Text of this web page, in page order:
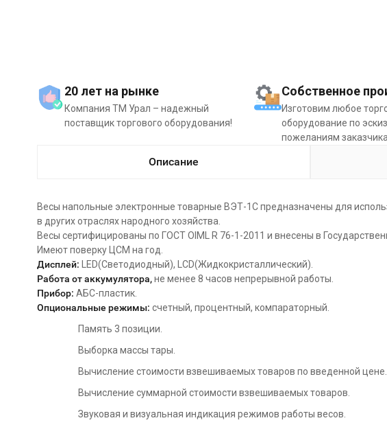
20 лет на рынке
Компания ТМ Урал – надежный
поставщик торгового оборудования!
Собственное
Изготовим любое
оборудование по
пожеланиям заказчика.
Описание
Весы напольные электронные товарные ВЭТ-1С предназначены для
в других отраслях народного хозяйства.
Весы сертифицированы по ГОСТ OIML R 76-1-2011 и внесены в
Имеют поверку ЦСМ на год.
Дисплей: LЕD(Светодиодный), LCD(Жидкокристаллический).
Работа от аккумулятора,не менее 8 часов непрерывной работы.
Прибор: АБС-пластик.
Опциональные режимы: счетный, процентный, компараторный.
Память 3 позиции.
Выборка массы тары.
Вычисление стоимости взвешиваемых товаров по введенной цене.
Вычисление суммарной стоимости взвешиваемых товаров.
Звуковая и визуальная индикация режимов работы весов.